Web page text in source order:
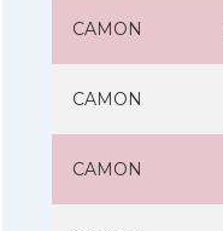
CAMON
CAMON
CAMON